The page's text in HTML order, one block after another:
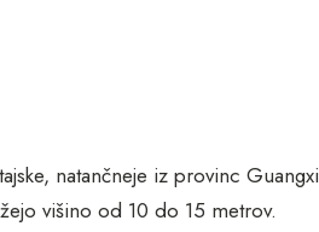
natančneje iz provinc Guangxi
višino od 10 do 15 metrov.